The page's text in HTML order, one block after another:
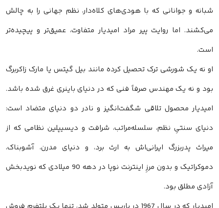
شبانه و جوانانی که با هودی‌های کلاه‌دار، نظم جهانی را به چالش
می‌کشند. اما روایت پیر مراد امیدیار متفاوت، عمیق‌تر و پیچیده‌تر
است.
او نه یک شورشی ترک تحصیل کرده مانند بیل گیتس یا مارک زاکربرگ
بود و نه یک مهندس صرفاً فنی که در دنیای باینری غرق شده باشد.
امیدیار محصول تلاقی شگفت‌انگیز و نادر دو دنیای متضاد است:
دنیای سنتیِ نظم، سلسله‌مراتب، شرافت و دیسیپلین نظامی که از
میراث پدربزرگ ایرانی‌اش به ارث برد، و دنیای مدرن، آشوبناک،
دموکراتیک و بدون مرزِ اینترنت نوپا در دهه 90 میلادی که نویدبخش
آزادی مطلق بود.